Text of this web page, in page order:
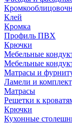
Клей
Кромка
Профиль ПВХ
Крючки
Мебельные
Мебельные
Матрасы и
Ламели и
Матрасы
Решетки к
Крючки
Кухонные